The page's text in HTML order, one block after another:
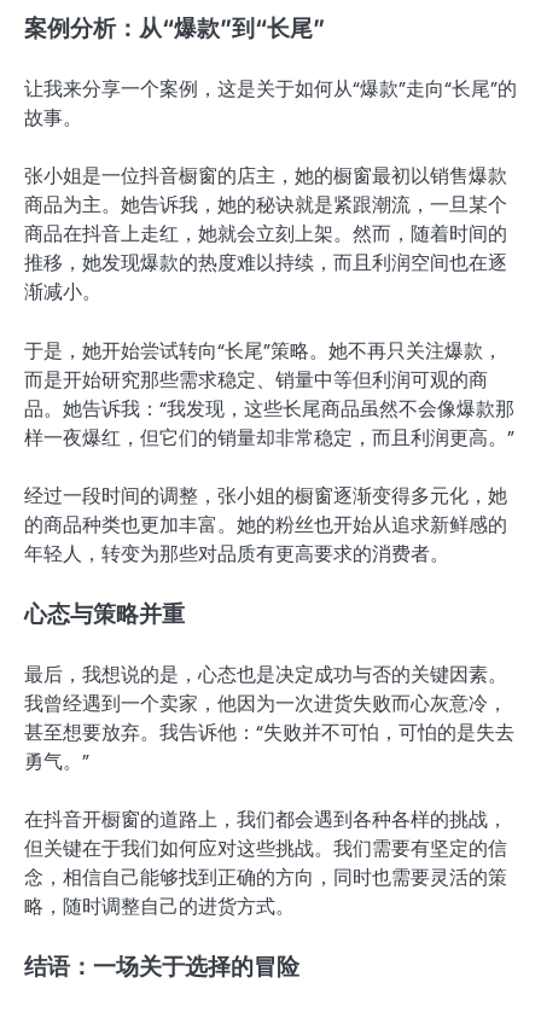
案例分析：从“爆款”到“长尾”
让我来分享一个案例，这是关于如何从“爆款”走向“长尾”的
故事。
张小姐是一位抖音橱窗的店主，她的橱窗最初以销售爆款
商品为主。她告诉我，她的秘诀就是紧跟潮流，一旦某个
商品在抖音上走红，她就会立刻上架。然而，随着时间的
推移，她发现爆款的热度难以持续，而且利润空间也在逐
渐减小。
于是，她开始尝试转向“长尾”策略。她不再只关注爆款，
而是开始研究那些需求稳定、销量中等但利润可观的商
品。她告诉我：“我发现，这些长尾商品虽然不会像爆款那
样一夜爆红，但它们的销量却非常稳定，而且利润更高。”
经过一段时间的调整，张小姐的橱窗逐渐变得多元化，她
的商品种类也更加丰富。她的粉丝也开始从追求新鲜感的
年轻人，转变为那些对品质有更高要求的消费者。
心态与策略并重
最后，我想说的是，心态也是决定成功与否的关键因素。
我曾经遇到一个卖家，他因为一次进货失败而心灰意冷，
甚至想要放弃。我告诉他：“失败并不可怕，可怕的是失去
勇气。”
在抖音开橱窗的道路上，我们都会遇到各种各样的挑战，
但关键在于我们如何应对这些挑战。我们需要有坚定的信
念，相信自己能够找到正确的方向，同时也需要灵活的策
略，随时调整自己的进货方式。
结语：一场关于选择的冒险